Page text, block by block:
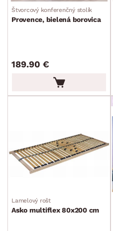
Štvorcový konferenčný stolík
Provence, bielená borovica
189.90 €
Lamelový rošt
Asko multiflex 80x200 cm